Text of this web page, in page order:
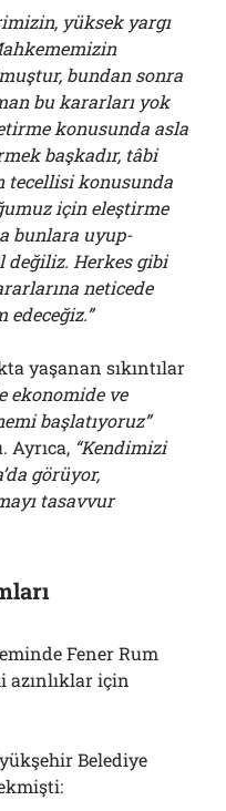
yüksek yargı
bundan sonra
bu kararları yok
konusunda asla
başkadır, tâbi
tecellisi konusunda
için eleştirme
bunlara uyup-
değiliz. Herkes gibi
neticede
yaşanan sıkıntılar
ekonomide ve
başlatıyoruz”
Ayrıca, “Kendimizi
görüyor,
tasavvur
Fener Rum
azınlıklar için
Belediye